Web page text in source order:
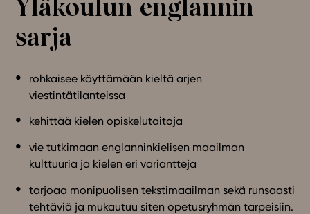
In English
Yläkoulun englannin
sarja
rohkaisee käyttämään kieltä arjen
viestintätilanteissa
kehittää kielen opiskelutaitoja
vie tutkimaan englanninkielisen maailman
kulttuuria ja kielen eri variantteja
tarjoaa monipuolisen tekstimaailman sekä runsaasti
tehtäviä ja mukautuu siten opetusryhmän tarpeisiin.